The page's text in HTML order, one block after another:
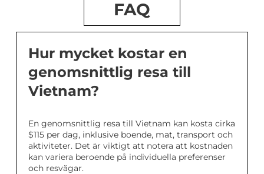
FAQ
Hur mycket kostar en
genomsnittlig resa till
Vietnam?
En genomsnittlig resa till Vietnam kan kosta cirka
$115 per dag, inklusive boende, mat, transport och
aktiviteter. Det är viktigt att notera att kostnaden
kan variera beroende på individuella preferenser
och resvägar.